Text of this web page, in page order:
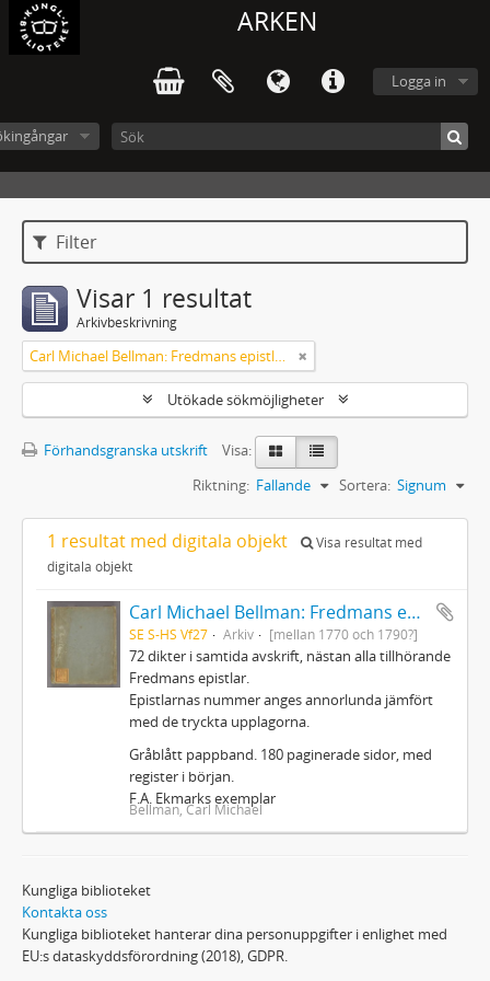
ARKEN
Logga in
Filter
Visar 1 resultat
Arkivbeskrivning
Carl Michael Bellman: Fredmans epistlar m.m.
Utökade sökmöjligheter
Förhandsgranska utskrift
Visa:
Sortera: Signum
Riktning: Fallande
1 resultat med digitala objekt
Visa resultat med
digitala objekt
Carl Michael Bellman: Fredmans epistlar m.m.
SE S-HS Vf27 Arkiv [mellan 1770 och 1790?]
72 dikter i samtida avskrift, nästan alla tillhörande
Fredmans epistlar.
Epistlarnas nummer anges annorlunda jämfört
med de tryckta upplagorna.
Gråblått pappband. 180 paginerade sidor, med
register i början.
F.A. Ekmarks exemplar
Bellman, Carl Michael
Kungliga biblioteket
Kontakta oss
Kungliga biblioteket hanterar dina personuppgifter i enlighet med
EU:s dataskyddsförordning (2018), GDPR.